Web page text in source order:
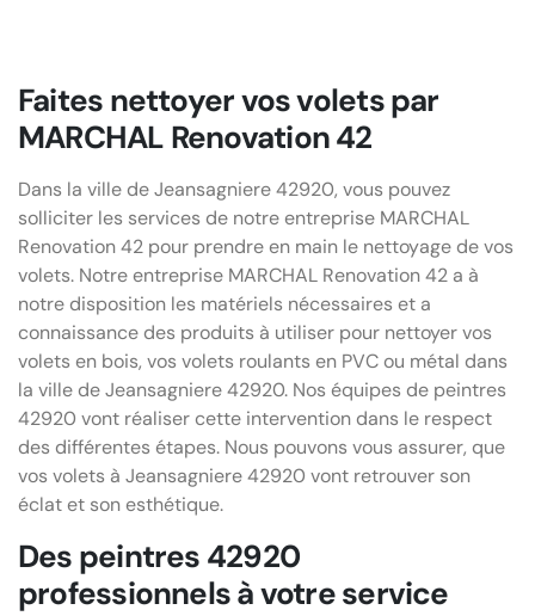
Faites nettoyer vos volets par
MARCHAL Renovation 42
Dans la ville de Jeansagniere 42920, vous pouvez
solliciter les services de notre entreprise MARCHAL
Renovation 42 pour prendre en main le nettoyage de vos
volets. Notre entreprise MARCHAL Renovation 42 a à
notre disposition les matériels nécessaires et a
connaissance des produits à utiliser pour nettoyer vos
volets en bois, vos volets roulants en PVC ou métal dans
la ville de Jeansagniere 42920. Nos équipes de peintres
42920 vont réaliser cette intervention dans le respect
des différentes étapes. Nous pouvons vous assurer, que
vos volets à Jeansagniere 42920 vont retrouver son
éclat et son esthétique.
Des peintres 42920
professionnels à votre service